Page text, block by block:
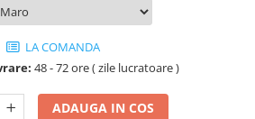
doctori
LA COMANDA
48 - 72 ore ( zile lucratoare )
ADAUGA IN COS